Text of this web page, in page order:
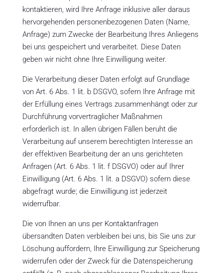
kontaktieren, wird Ihre Anfrage inklusive aller daraus
hervorgehenden personenbezogenen Daten (Name,
Anfrage) zum Zwecke der Bearbeitung Ihres Anliegens
bei uns gespeichert und verarbeitet. Diese Daten
geben wir nicht ohne Ihre Einwilligung weiter.
Die Verarbeitung dieser Daten erfolgt auf Grundlage
von Art. 6 Abs. 1 lit. b DSGVO, sofern Ihre Anfrage mit
der Erfüllung eines Vertrags zusammenhängt oder zur
Durchführung vorvertraglicher Maßnahmen
erforderlich ist. In allen übrigen Fällen beruht die
Verarbeitung auf unserem berechtigten Interesse an
der effektiven Bearbeitung der an uns gerichteten
Anfragen (Art. 6 Abs. 1 lit. f DSGVO) oder auf Ihrer
Einwilligung (Art. 6 Abs. 1 lit. a DSGVO) sofern diese
abgefragt wurde; die Einwilligung ist jederzeit
widerrufbar.
Die von Ihnen an uns per Kontaktanfragen
übersandten Daten verbleiben bei uns, bis Sie uns zur
Löschung auffordern, Ihre Einwilligung zur Speicherung
widerrufen oder der Zweck für die Datenspeicherung